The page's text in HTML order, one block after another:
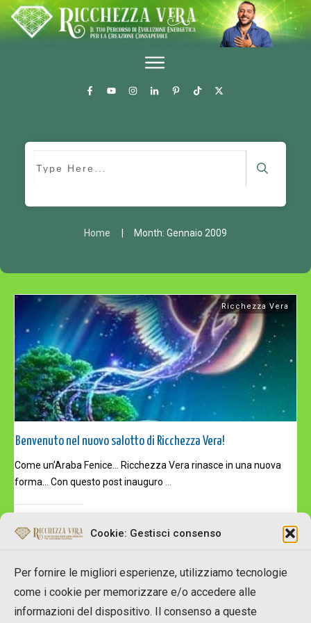
Cookie: Gestisci consenso
Per fornire le migliori esperienze, utilizziamo tecnologie
come i cookie per memorizzare e/o accedere alle
informazioni del dispositivo. Il consenso a queste
Home Month: Gennaio 2009
Ricchezza Vera
Benvenuto nel nuovo salotto di Ricchezza Vera!
Come un’Araba Fenice… Ricchezza Vera rinasce in una nuova
forma… Con questo post inauguro